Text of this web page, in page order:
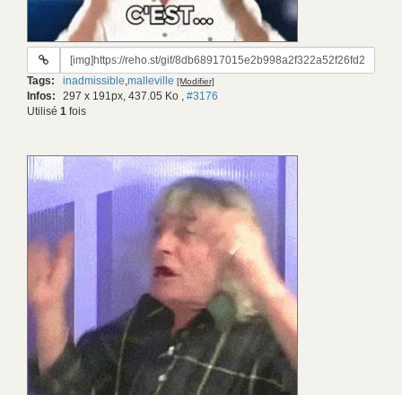
URL
gif:
Tags: inadmissible,malleville [Modifier]
Infos: 297 x 191px, 437.05 Ko , #3176
Utilisé 1 fois